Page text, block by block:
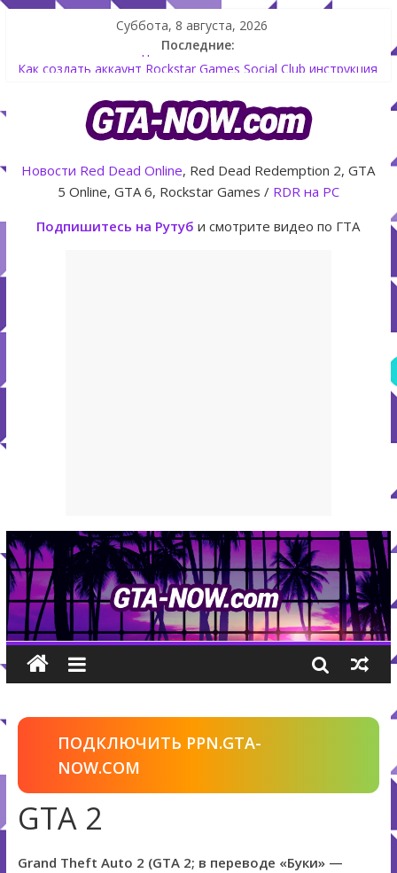
Суббота, 8 августа, 2026
Последние:
Летнее обновление для GTA 5 Online The Kortz Center Heist
Shitzu Keitora машина из Японии для дрифта в GTA Online
The Kortz Center Heist — новое ограбление появится в
GTA Online уже 14 июля
GTA Online: Rockstar запускает программу Fine Art Collector
с наградами
Новости Red Dead Online, Red Dead Redemption 2, GTA
5 Online, GTA 6, Rockstar Games / RDR на PC
Подпишитесь на Рутуб и смотрите видео по ГТА
ПОДКЛЮЧИТЬ PPN.GTA-
NOW.COM
GTA 2
Grand Theft Auto 2 (GTA 2; в переводе «Буки» —